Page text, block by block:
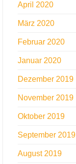
April 2020
März 2020
Februar 2020
Januar 2020
Dezember 2019
November 2019
Oktober 2019
September 2019
August 2019